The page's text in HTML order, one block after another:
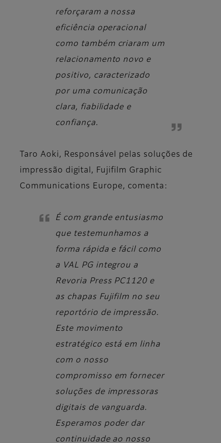
reforçaram a nossa
eficiência operacional
como também criaram um
relacionamento novo e
positivo, caracterizado
por uma comunicação
clara, fiabilidade e
confiança.
Taro Aoki, Responsável pelas soluções de
impressão digital, Fujifilm Graphic
Communications Europe, comenta:
É com grande entusiasmo
que testemunhamos a
forma rápida e fácil como
a VAL PG integrou a
Revoria Press PC1120 e
as chapas Fujifilm no seu
reportório de impressão.
Este movimento
estratégico está em linha
com o nosso
compromisso em fornecer
soluções de impressoras
digitais de vanguarda.
Esperamos poder dar
continuidade ao nosso